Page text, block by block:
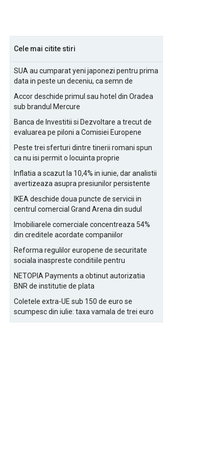
Cele mai citite stiri
SUA au cumparat yeni japonezi pentru prima
data in peste un deceniu, ca semn de
Accor deschide primul sau hotel din Oradea
sub brandul Mercure
Banca de Investitii si Dezvoltare a trecut de
evaluarea pe piloni a Comisiei Europene
Peste trei sferturi dintre tinerii romani spun
ca nu isi permit o locuinta proprie
Inflatia a scazut la 10,4% in iunie, dar analistii
avertizeaza asupra presiunilor persistente
IKEA deschide doua puncte de servicii in
centrul comercial Grand Arena din sudul
Imobiliarele comerciale concentreaza 54%
din creditele acordate companiilor
Reforma regulilor europene de securitate
sociala inaspreste conditiile pentru
NETOPIA Payments a obtinut autorizatia
BNR de institutie de plata
Coletele extra-UE sub 150 de euro se
scumpesc din iulie: taxa vamala de trei euro
pe articol, adaugata la taxa logistica